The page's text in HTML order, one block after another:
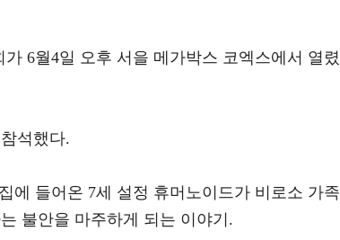
6월4일 오후 서을 메가박스 코엑스에서 열렸
석했다.
에 들어온 7세 설정 휴머노이드가 비로소 가족
불안을 마주하게 되는 이야기.